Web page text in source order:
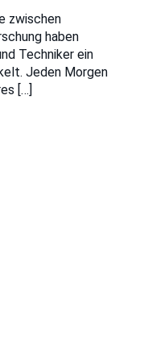
zwischen
haben
Techniker ein
Jeden Morgen
[…]